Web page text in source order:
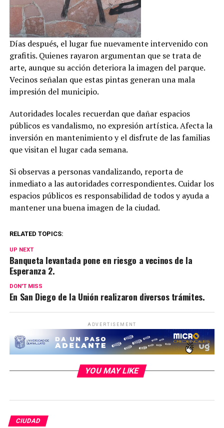
Días después, el lugar fue nuevamente intervenido con
grafitis. Quienes rayaron argumentan que se trata de
arte, aunque su acción deteriora la imagen del parque.
Vecinos señalan que estas pintas generan una mala
impresión del municipio.
Autoridades locales recuerdan que dañar espacios
públicos es vandalismo, no expresión artística. Afecta la
inversión en mantenimiento y el disfrute de las familias
que visitan el lugar cada semana.
Si observas a personas vandalizando, reporta de
inmediato a las autoridades correspondientes. Cuidar los
espacios públicos es responsabilidad de todos y ayuda a
mantener una buena imagen de la ciudad.
RELATED TOPICS:
UP NEXT
Banqueta levantada pone en riesgo a vecinos de la
Esperanza 2.
DON'T MISS
En San Diego de la Unión realizaron diversos trámites.
ADVERTISEMENT
YOU MAY LIKE
CIUDAD